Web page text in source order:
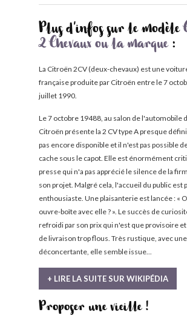
Plus d'infos sur le modèle
2 Chevaux ou la marque:
La Citroën 2CV (deux-chevaux) est une
française produite par Citroën entre le 7
juillet 1990.
Le 7 octobre 19488, au salon de l'automobile
Citroën présente la 2 CV type A presque
pas encore disponible et il n'est pas possible
cache sous le capot. Elle est énormément
presse qui n'a pas apprécié le silence de la
son projet. Malgré cela, l'accueil du public est
enthousiaste. Une plaisanterie est lancée : «
ouvre-boîte avec elle ? ». Le succès de
refroidi par son prix qui n'est que provisoire et
de livraison trop flous. Très rustique, avec
déconcertante, elle semble issue...
+ LIRE LA SUITE SUR WIKIPÉDIA
Proposer une vieille !